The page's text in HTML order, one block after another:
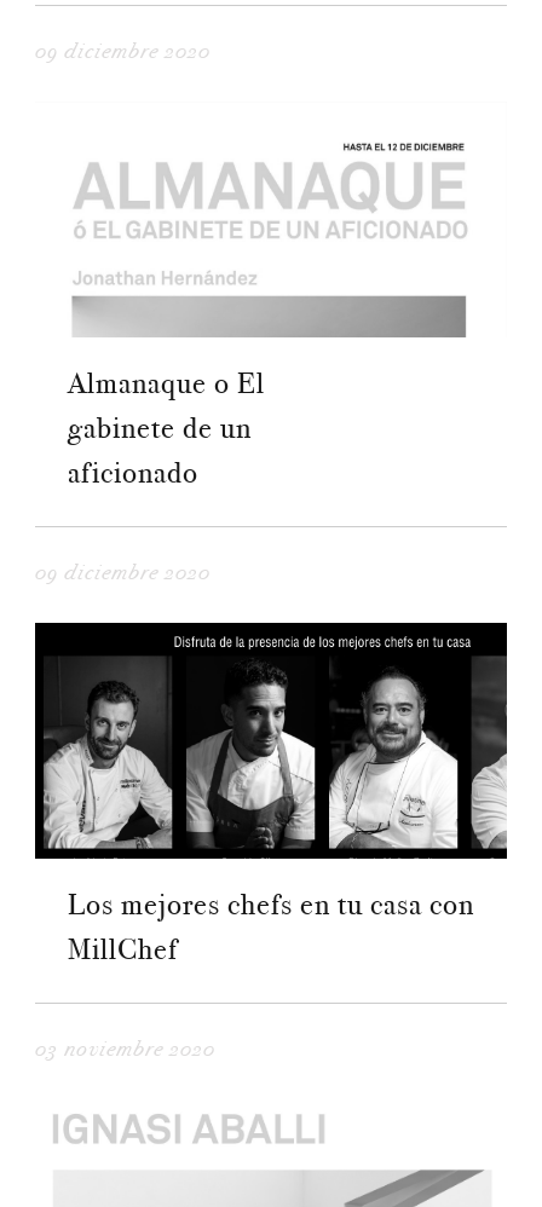
09 diciembre 2020
Almanaque o El
gabinete de un
aficionado
09 diciembre 2020
Los mejores chefs en tu casa con
MillChef
03 noviembre 2020